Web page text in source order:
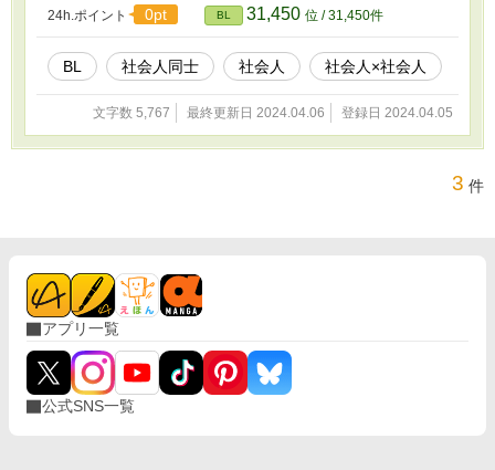
24h.ポイント 0pt BL 31,450 位 / 31,450件
BL 社会人同士 社会人 社会人×社会人
文字数 5,767 最終更新日 2024.04.06 登録日 2024.04.05
3 件
アプリ一覧
公式SNS一覧